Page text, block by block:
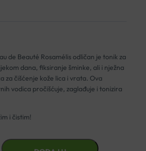
de Beauté Rosamélis odličan je tonik za
dana, fiksiranje šminke, ali i nježna
za čišćenje kože lica i vrata. Ova
vodica pročišćuje, zaglađuje i tonizira
i čistim!